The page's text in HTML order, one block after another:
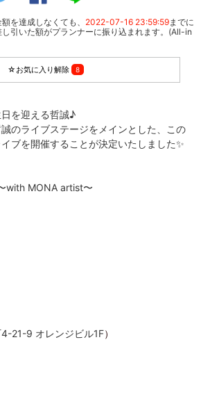
を達成しなくても、 2022-07-16 23:59:59までに
引いた額がプランナーに振り込まれます。(All-in
☆お気に入り解除 8
を迎える哲誠♪
のライブステージをメインとした、この
ブを開催することが決定いたしました✨
with MONA artist〜
4-21-9 オレンジビル1F）